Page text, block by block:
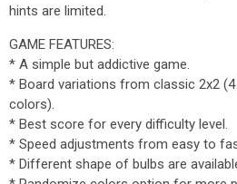
hints are limited.
GAME FEATURES:
* A simple but addictive game.
* Board variations from classic 2x2
colors).
* Best score for every difficulty level.
* Speed adjustments from easy to
* Different shape of bulbs are